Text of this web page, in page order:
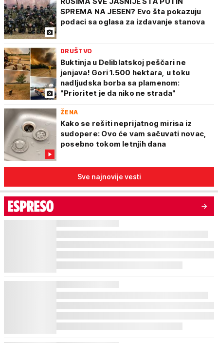
SPREMA NA JESEN? Evo šta pokazuju
podaci sa oglasa za izdavanje stanova
DRUŠTVO
Buktinja u Deliblatskoj peščari ne
jenjava! Gori 1.500 hektara, u toku
nadljudska borba sa plamenom:
"Prioritet je da niko ne strada"
ŽENA
Kako se rešiti neprijatnog mirisa iz
sudopere: Ovo će vam sačuvati novac,
posebno tokom letnjih dana
Sve najnovije vesti